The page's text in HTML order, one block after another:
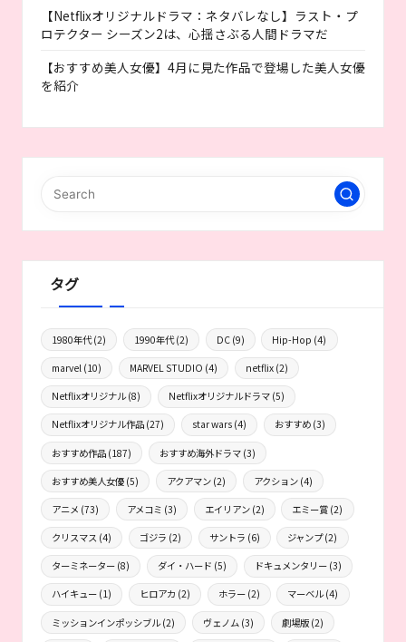
【Netflixオリジナルドラマ：ネタバレなし】ラスト・プ
ロテクター シーズン2は、心揺さぶる人間ドラマだ
【おすすめ美人女優】4月に見た作品で登場した美人女優
を紹介
タグ
1980年代(2) 1990年代(2) DC(9) Hip-Hop (4)
marvel (10) MARVEL STUDIO (4) netflix(2)
Netflixオリジナル(8) Netflixオリジナルドラマ(5)
Netflixオリジナル作品 (27) star wars(4) おすすめ(3)
おすすめ作品 (187) おすすめ海外ドラマ(3)
おすすめ美人女優 (5) アクアマン(2) アクション(4)
アニメ (73) アメコミ (3) エイリアン(2) エミー賞 (2)
クリスマス (4) ゴジラ (2) サントラ (6) ジャンプ(2)
ターミネーター (8) ダイ・ハード (5) ドキュメンタリー(3)
ハイキュー (1) ヒロアカ (2) ホラー(2) マーベル(4)
ミッションインポッシブル(2) ヴェノム (3) 劇場版(2)